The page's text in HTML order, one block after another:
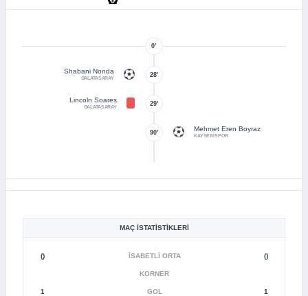
0’
Shabani Nonda
GALATASARAY 28’
Lincoln Soares
GALATASARAY 29’
90’
Mehmet Eren Boyraz
KAYSERİSPOR
MAÇ İSTATISTIKLERI
() İSABETLI ORTA ()
KORNER
1 GOL 1